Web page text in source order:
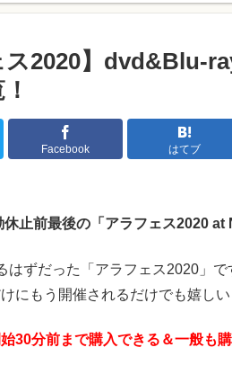
ス2020】dvd&Blu-
Facebook はてブ
止前最後の「アラフェス2020
はずだった「アラフェス2020」
にもう開催されるだけでも嬉しい
30分前まで購入できる＆一般も購